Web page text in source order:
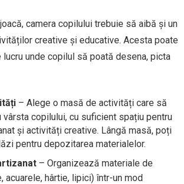
camera copilului trebuie să aibă și un
creative și educative. Acesta poate
lucru unde copilul să poată desena, picta
– Alege o masă de activități care să
copilului, cu suficient spațiu pentru
și activități creative. Lângă masă, poți
pentru depozitarea materialelor.
– Organizează materiale de
acuarele, hârtie, lipici) într-un mod